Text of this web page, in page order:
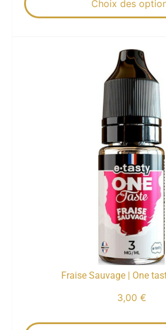
Choix des
Fraise Sauvage | One
3,00 €